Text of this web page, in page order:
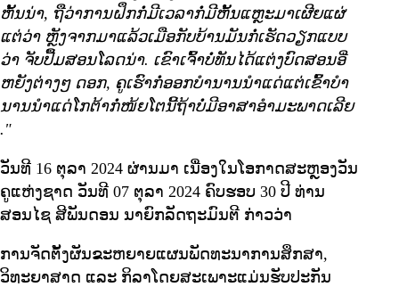
ຫັ້ນນ່າ, ຖືວ່າການຝຶກກໍ່ມີເວລາກໍ່ມີຫັ້ນແຫຼະມາເຜີຍແຜ່
ແຕ່ວ່າ ຫຼັງຈາກມາແລ້ວເມືອກັບບ້ານມັນກໍ່ເຮັດວຽກແບບ
ວ່າ ຈັບປື້ມສອນໂລດນ່າ. ເຂົາເຈົ້າບໍ່ທັນໄດ້ແຕ່ງບົດສອນອີ່
ຫຍັງຕ່າງໆ ດອກ, ຄູເຮົາກໍ່ອອກບຳນານນໍາແດ່ແຕ່ເຂົ້າບໍາ
ນານນໍາແດ່ໂກຕ້າກໍ່ໜ້ຍໂຕນີ້ຖ້າບໍ່ມີອາສາອຳມະພາດເລີຍ
."
ວັນທີ 16 ຕຸລາ 2024 ຜ່ານມາ ເນື່ອງໃນໂອກາດສະຫຼອງວັນ
ຄູແຫ່ງຊາດ ວັນທີ 07 ຕຸລາ 2024 ຄົບຮອບ 30 ປີ ທ່ານ
ສອນໄຊ ສີພັນດອນ ນາຍົກລັດຖະມົນຕີ ກ່າວວ່າ
ການຈັດຕັ້ງຜັນຂະຫຍາຍແຜນພັດທະນາການສຶກສາ,
ວິທະຍາສາດ ແລະ ກິລາໂດຍສະເພາະແມ່ນຮັບປະກັນ